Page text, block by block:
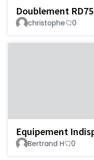
Doublement
christophe 0
Equipement
Bertrand H 0